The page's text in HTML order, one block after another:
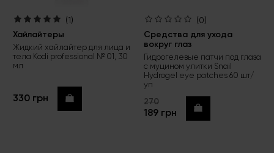
(1)
Хайлайтеры
Жидкий хайлайтер для лица и
тела Kodi professional № 01, 30
мл
330 грн Купить
(0)
Средства для ухода
вокруг глаз
Гидрогелевые патчи под глаза
с муцином улитки Snail
Hydrogel eye patches 60 шт/
уп
270
189 грн Купить